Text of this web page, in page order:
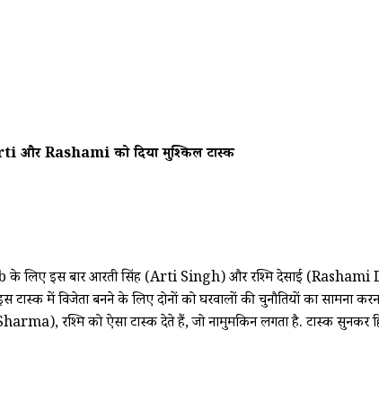
और Rashami को दिया मुश्किल टास्क
इस बार आरती सिंह (Arti Singh) और रश्मि देसाई (Rashami
में विजेता बनने के लिए दोनों को घरवालों की चुनौतियों का सामना
रश्मि को ऐसा टास्क देते हैं, जो नामुमकिन लगता है. टास्क सुनकर